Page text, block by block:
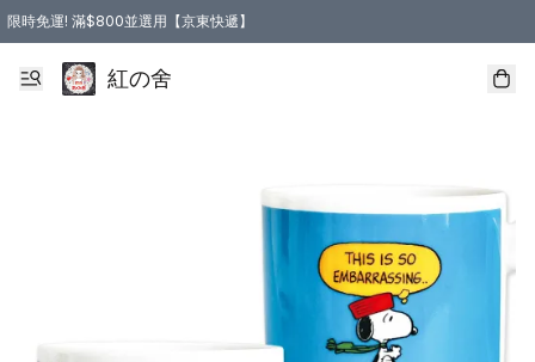
限時免運! 滿$800並選用【京東快遞】
紅の舍